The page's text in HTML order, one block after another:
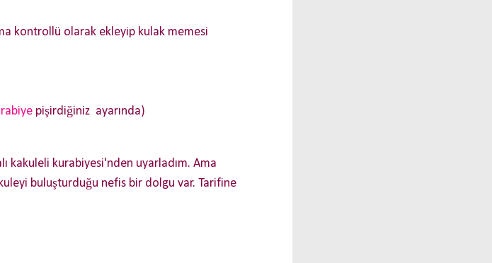
kontrollü olarak ekleyip kulak memesi
pişirdiğiniz ayarında)
kakuleli kurabiyesi'nden uyarladım. Ama
buluşturduğu nefis bir dolgu var. Tarifine